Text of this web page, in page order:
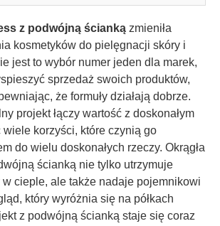
z podwójną ścianką zmieniła
kosmetyków do pielęgnacji skóry i
jest to wybór numer jeden dla marek,
sprzedaż swoich produktów,
że formuły działają dobrze.
projekt łączy wartość z doskonałym
korzyści, które czynią go
do wielu doskonałych rzeczy. Okrągła
ścianką nie tylko utrzymuje
w cieple, ale także nadaje pojemnikowi
który wyróżnia się na półkach
z podwójną ścianką staje się coraz